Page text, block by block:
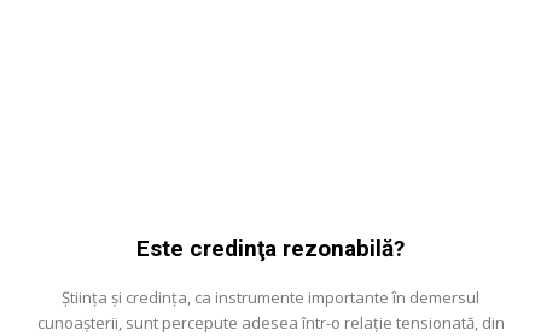
Este credinţa rezonabilă?
Știinţa și credinţa, ca instrumente importante în demersul
cunoașterii, sunt percepute adesea într-o relaţie tensionată, din